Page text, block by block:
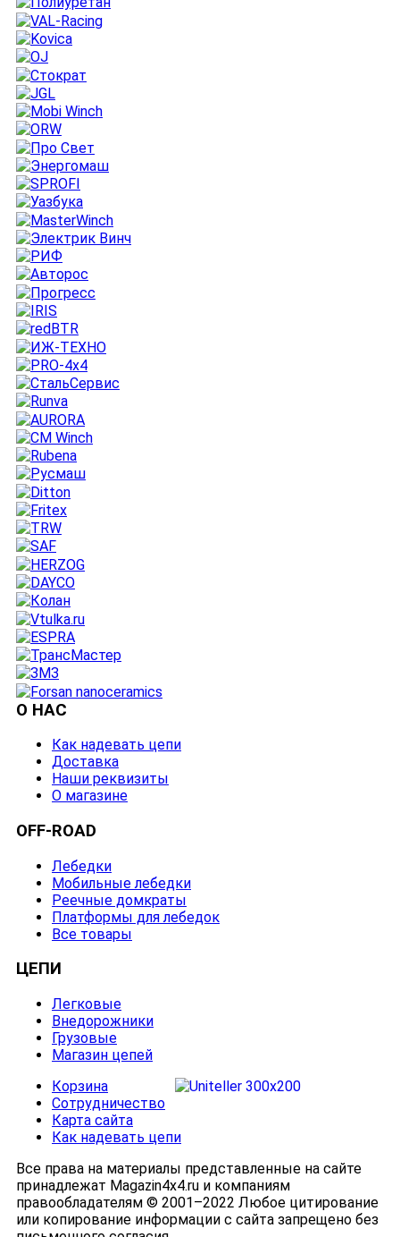
О НАС
Как надевать цепи
Доставка
Наши реквизиты
О магазине
OFF-ROAD
Лебедки
Мобильные лебедки
Реечные домкраты
Платформы для лебедок
Все товары
ЦЕПИ
Легковые
Внедорожники
Грузовые
Магазин цепей
Корзина
Сотрудничество
Карта сайта
Как надевать цепи
Все права на материалы представленные на сайте
принадлежат Magazin4x4.ru и компаниям
правообладателям © 2001–2022 Любое цитирование
или копирование информации с сайта запрещено без